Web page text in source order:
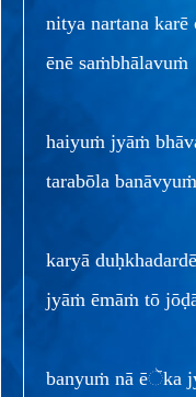
nitya nartana karē
ēnē saṁbhālavuṁ
haiyuṁ jyāṁ
tarabōla banāvyuṁ
karyā
jyāṁ ēmāṁ tō
banyuṁ nā ēૅka